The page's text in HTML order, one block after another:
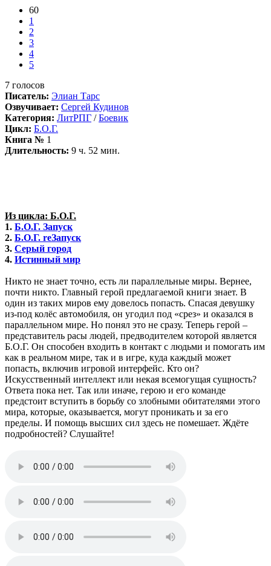
60
1
2
3
4
5
7 голосов
Писатель: Элиан Тарс
Озвучивает: Сергей Кудинов
Категория: ЛитРПГ /Боевик
Цикл: Б.О.Г.
Книга № 1
Длительность: 9 ч. 52 мин.
Из цикла: Б.О.Г.
1. Б.О.Г. Запуск
2. Б.О.Г. reЗапуск
3. Серый город
4. Истинный мир
Никто не знает точно, есть ли параллельные миры. Вернее,
почти никто. Главный герой предлагаемой книги знает. В
один из таких миров ему довелось попасть. Спасая девушку
из-под колёс автомобиля, он угодил под «срез» и оказался в
параллельном мире. Но понял это не сразу. Теперь герой –
представитель расы людей, предводителем которой является
Б.О.Г. Он способен входить в контакт с людьми и помогать им
как в реальном мире, так и в игре, куда каждый может
попасть, включив игровой интерфейс. Кто он?
Искусственный интеллект или некая всемогущая сущность?
Ответа пока нет. Так или иначе, герою и его команде
предстоит вступить в борьбу со злобными обитателями этого
мира, которые, оказывается, могут проникать и за его
пределы. И помощь высших сил здесь не помешает. Ждёте
подробностей? Слушайте!